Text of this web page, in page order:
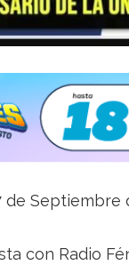
de
con Radio